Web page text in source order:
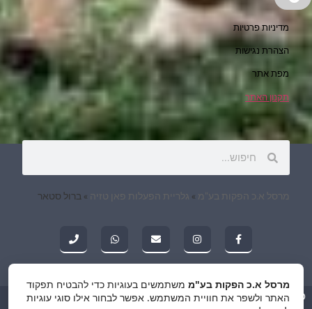
מדיניות פרטיות
הצהרת נגישות
מפת אתר
תקנון האתר
מרסל א.כ הפקות בע"מ » גלריית הפעלות פאן טזיה » ברול סטאר
© כל הזכויות שמורות למרסל א.כ הפקות בע"מ
מרסל א.כ הפקות בע"מ משתמשים בעוגיות כדי להבטיח תפקוד
האתר ולשפר את חוויית המשתמש. אפשר לבחור אילו סוגי עוגיות